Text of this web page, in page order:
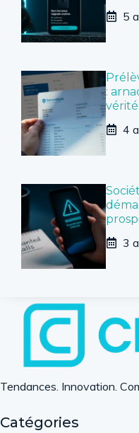
5
:
vérité
4
3
Tendances. Innovation.
Catégories